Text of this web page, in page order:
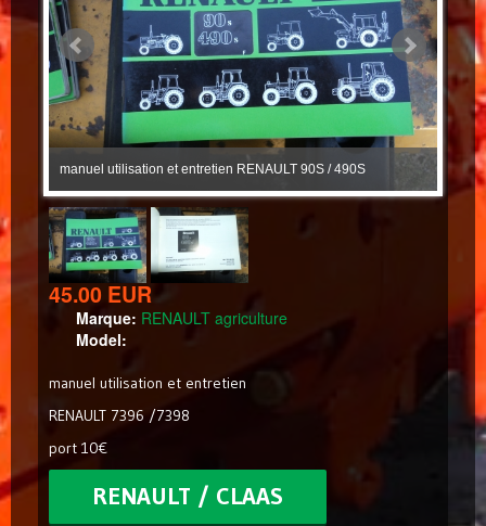
manuel utilisation et entretien RENAULT 90S / 490S
45.00 EUR
Marque: RENAULT agriculture
Model:
manuel utilisation et entretien
RENAULT 7396 /7398
port 10€
RENAULT / CLAAS